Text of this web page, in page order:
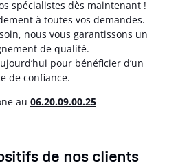
spécialistes dès maintenant !
à toutes vos demandes.
nous vous garantissons un
de qualité.
pour bénéficier d’un
de confiance.
au 06.20.09.00.25
de nos clients